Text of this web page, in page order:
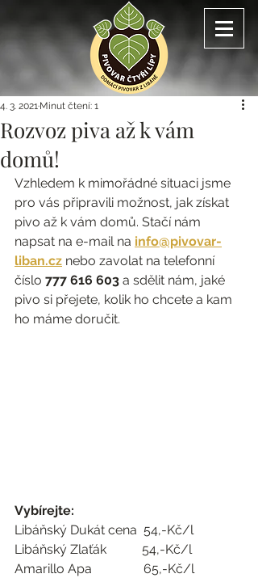
Rozvoz piva až k vám
domů!
4. 3. 2021 Minut čtení: 1
Vzhledem k mimořádné situaci jsme
pro vás připravili možnost, jak získat
pivo až k vám domů. Stačí nám
napsat na e-mail na info@pivovar-
liban.cz nebo zavolat na telefonní
číslo 777 616 603 a sdělit nám, jaké
pivo si přejete, kolik ho chcete a kam
ho máme doručit.
Vybírejte:
Libáňský Dukát cena  54,-Kč/l
Libáňský Zlaťák           54,-Kč/l
Amarillo Apa                65,-Kč/l